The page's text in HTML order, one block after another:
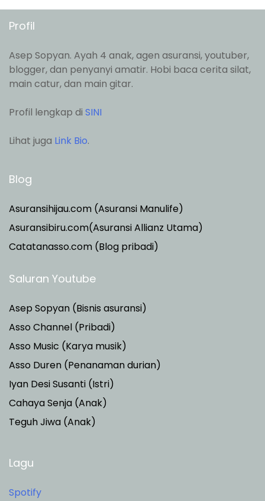
Profil
Asep Sopyan. Ayah 4 anak, agen asuransi, youtuber,
blogger, dan penyanyi amatir. Hobi baca cerita silat,
main catur, dan main gitar.
Profil lengkap di SINI
Lihat juga Link Bio.
Blog
Asuransihijau.com (Asuransi Manulife)
Asuransibiru.com(Asuransi Allianz Utama)
Catatanasso.com (Blog pribadi)
Saluran Youtube
Asep Sopyan (Bisnis asuransi)
Asso Channel (Pribadi)
Asso Music (Karya musik)
Asso Duren (Penanaman durian)
Iyan Desi Susanti (Istri)
Cahaya Senja (Anak)
Teguh Jiwa (Anak)
Lagu
Spotify